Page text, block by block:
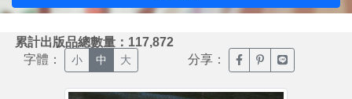
累計出版品總數量：117,872
字體： 小 中 大 分享： 臉書分享(另開新視窗)
噗浪分享(另開新
Line分享(另